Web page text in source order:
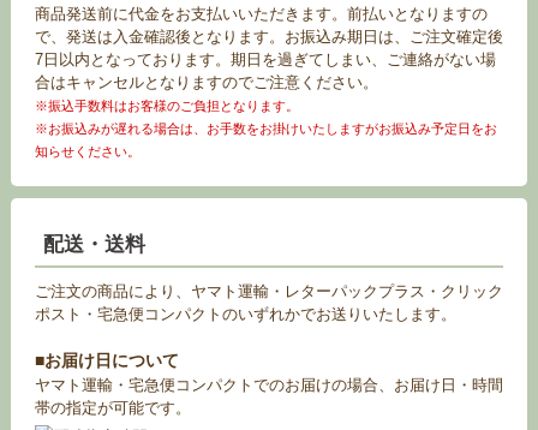
商品発送前に代金をお支払いいただきます。前払いとなりますの
で、発送は入金確認後となります。お振込み期日は、ご注文確定後
7日以内となっております。期日を過ぎてしまい、ご連絡がない場
合はキャンセルとなりますのでご注意ください。
※振込手数料はお客様のご負担となります。
※お振込みが遅れる場合は、お手数をお掛けいたしますがお振込み予定日をお
知らせください。
配送・送料
ご注文の商品により、ヤマト運輸・レターパックプラス・クリック
ポスト・宅急便コンパクトのいずれかでお送りいたします。
■お届け日について
ヤマト運輸・宅急便コンパクトでのお届けの場合、お届け日・時間
帯の指定が可能です。